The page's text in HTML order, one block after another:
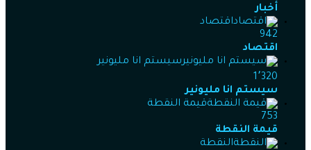
أخبار
اقتصاد
942
اقتصاد
سيستم انا مليونير
1٬320
سيستم انا مليونير
قيمة النقطة
753
قيمة النقطة
النقطة